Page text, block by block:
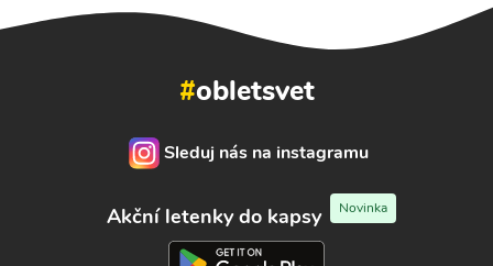
#obletsvet
Sleduj nás na instagramu
Akční letenky do kapsy Novinka